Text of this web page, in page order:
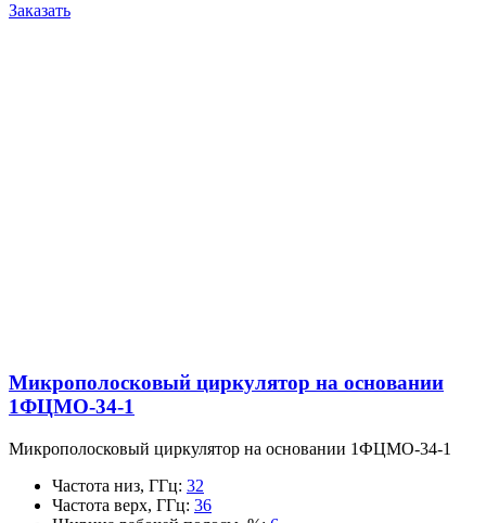
Заказать
Микрополосковый циркулятор на основании
1ФЦМО-34-1
Микрополосковый циркулятор на основании 1ФЦМО-34-1
Частота низ, ГГц: 32
Частота верх, ГГц: 36